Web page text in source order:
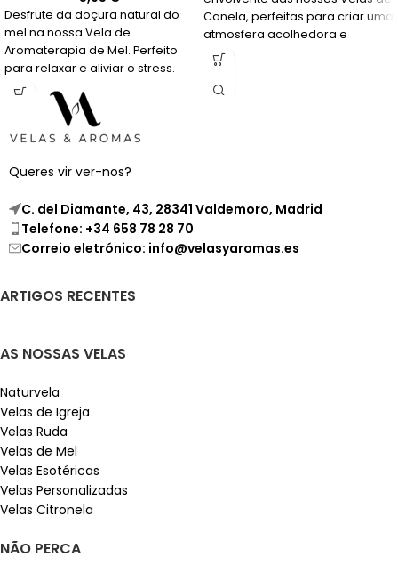
Desfrute da doçura natural do
mel na nossa Vela de
Aromaterapia de Mel. Perfeito
para relaxar e aliviar o stress.
Canela, perfeitas para criar uma
atmosfera acolhedora e
relaxante em sua casa.
Queres vir ver-nos?
C. del Diamante, 43, 28341 Valdemoro, Madrid
Telefone: +34 658 78 28 70
Correio eletrónico: info@velasyaromas.es
ARTIGOS RECENTES
AS NOSSAS VELAS
Naturvela
Velas de Igreja
Velas Ruda
Velas de Mel
Velas Esotéricas
Velas Personalizadas
Velas Citronela
NÃO PERCA